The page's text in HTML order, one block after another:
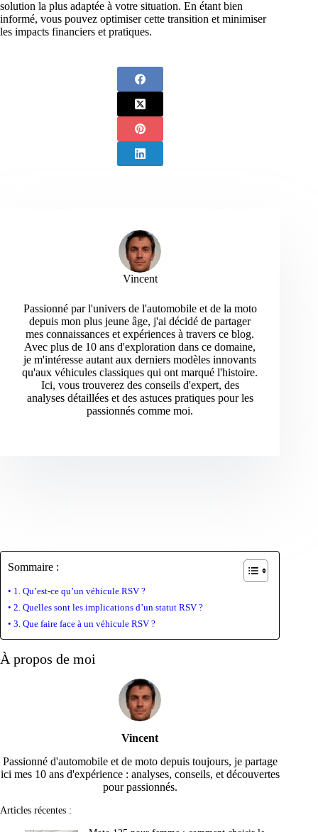
solution la plus adaptée à votre situation. En étant bien
informé, vous pouvez optimiser cette transition et minimiser
les impacts financiers et pratiques.
Vincent
Passionné par l'univers de l'automobile et de la moto
depuis mon plus jeune âge, j'ai décidé de partager
mes connaissances et expériences à travers ce blog.
Avec plus de 10 ans d'exploration dans ce domaine,
je m'intéresse autant aux derniers modèles innovants
qu'aux véhicules classiques qui ont marqué l'histoire.
Ici, vous trouverez des conseils d'expert, des
analyses détaillées et des astuces pratiques pour les
passionnés comme moi.
Sommaire :
1. Qu’est-ce qu’un véhicule RSV ?
2. Quelles sont les implications d’un statut RSV ?
3. Que faire face à un véhicule RSV ?
À propos de moi
Vincent
Passionné d'automobile et de moto depuis toujours, je partage
ici mes 10 ans d'expérience : analyses, conseils, et découvertes
pour passionnés.
Articles récentes :